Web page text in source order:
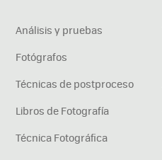
Análisis y pruebas
Fotógrafos
Técnicas de postproceso
Libros de Fotografía
Técnica Fotográfica